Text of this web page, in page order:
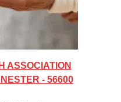
ASSOCIATION
- 56600